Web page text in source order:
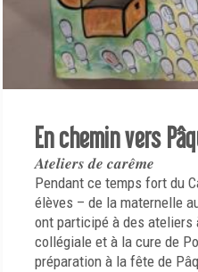
En chemin vers
𝑨𝒕𝒆𝒍𝒊𝒆𝒓𝒔 𝒅𝒆 𝒄𝒂𝒓𝒆̂𝒎𝒆
Pendant ce tempsfort du
élèves – de la maternelle
ont participé à des ateliers
collégiale et à la cure de
préparation à la fête de